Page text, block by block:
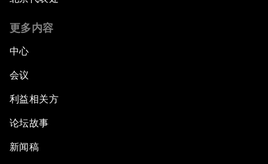
更多内容
中心
会议
利益相关方
论坛故事
新闻稿